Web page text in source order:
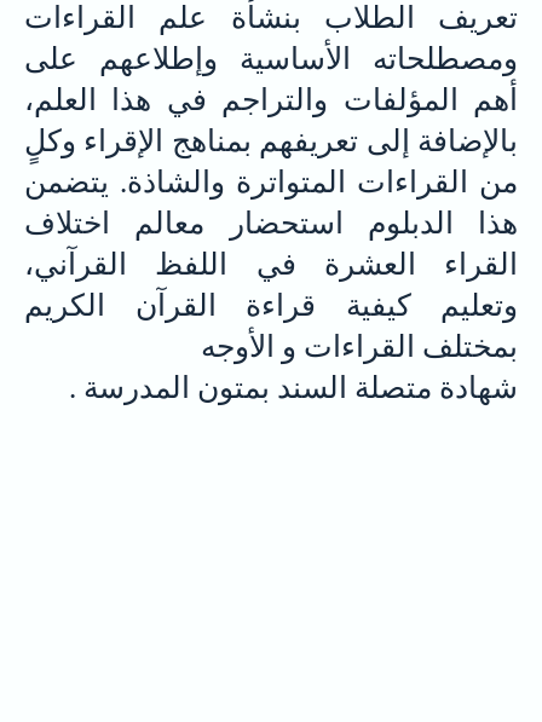
تعريف الطلاب بنشأة علم القراءات
ومصطلحاته الأساسية وإطلاعهم على
أهم المؤلفات والتراجم في هذا العلم،
بالإضافة إلى تعريفهم بمناهج الإقراء وكلٍ
من القراءات المتواترة والشاذة. يتضمن
هذا الدبلوم استحضار معالم اختلاف
القراء العشرة في اللفظ القرآني،
وتعليم كيفية قراءة القرآن الكريم
بمختلف القراءات و الأوجه
شهادة متصلة السند بمتون المدرسة .